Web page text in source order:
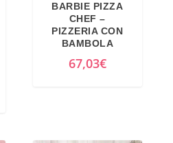
BARBIE PIZZA
CHEF –
PIZZERIA CON
BAMBOLA
67,03€